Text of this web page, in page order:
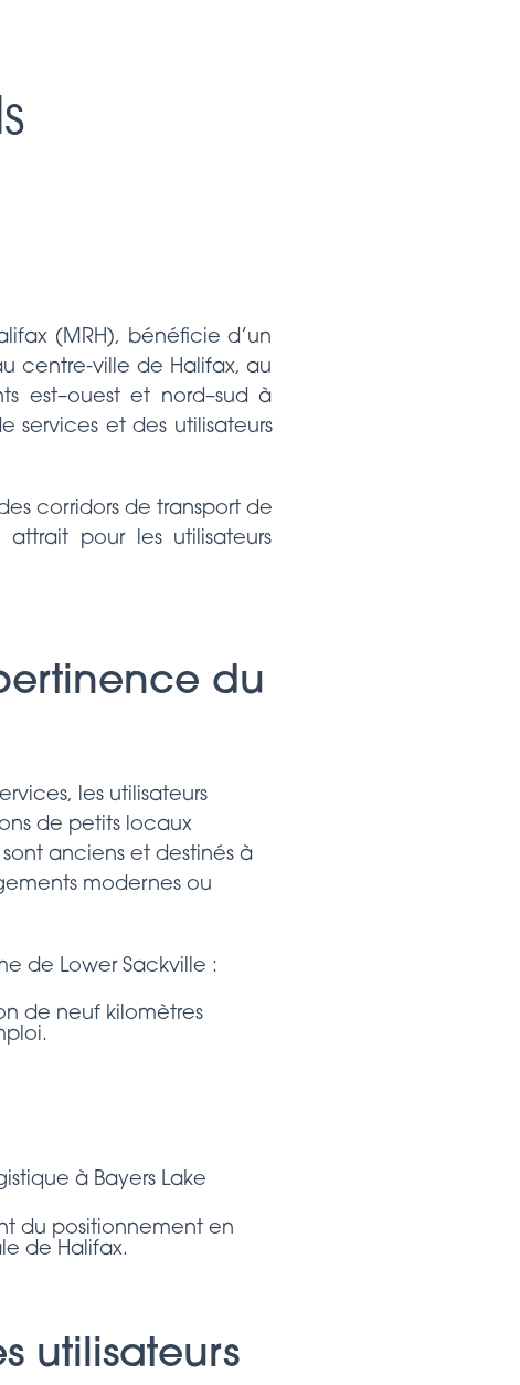
(MRH), bénéficie d’un
centre-ville de Halifax, au
est–ouest et nord–sud à
services et des utilisateurs
corridors de transport de
pour les utilisateurs
du
les utilisateurs
de petits locaux
anciens et destinés à
modernes ou
de Lower Sackville :
de neuf kilomètres
à Bayers Lake
du positionnement en
de Halifax.
utilisateurs